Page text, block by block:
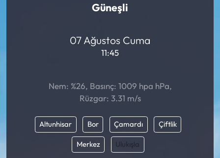
Güneşli
07 Ağustos Cuma
11:45
Nem: %26, Basınç: 1009 hpa hPa,
Rüzgar: 3.31 m/s
Altunhisar Bor Çamardı Çiftlik
Merkez Ulukışla